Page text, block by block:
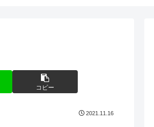
コピー
2021.11.16